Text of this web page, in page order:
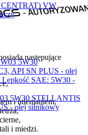
następujące
i utlenianiem,
i miedzi.
VW
5W30 STELLANTIS
- olej silnikowy